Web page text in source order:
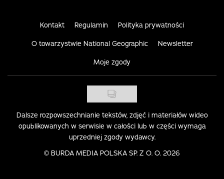
Kontakt Regulamin Polityka prywatności
O towarzystwie National Geographic Newsletter
Moje zgody
Dalsze rozpowszechnianie tekstów, zdjęć i materiałów wideo
opublikowanych w serwisie w całości lub w części wymaga
uprzedniej zgody wydawcy.
© BURDA MEDIA POLSKA SP. Z O. O. 2026